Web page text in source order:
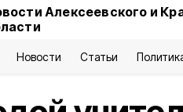
Алексеевского и
Новости Статьи